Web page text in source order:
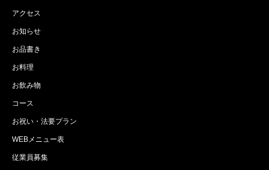
アクセス
お知らせ
お品書き
お料理
お飲み物
コース
お祝い・法要プラン
WEBメニュー表
従業員募集